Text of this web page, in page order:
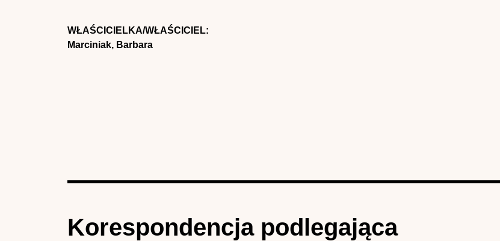
WŁAŚCICIELKA/WŁAŚCICIEL:
Marciniak, Barbara
Korespondencja podlegająca